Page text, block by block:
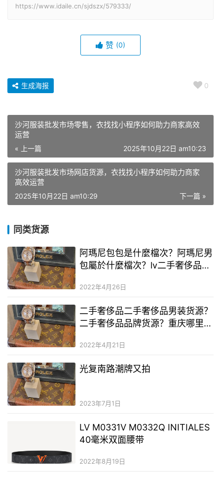
https://www.idaile.cn/sjdszx/579333/
赞 (0)
0
生成海报
沙河服装批发市场零售，衣找找小程序如何助力商家高效
运营
« 上一篇 2025年10月22日 am10:23
沙河服装批发市场网店货源，衣找找小程序如何助力商家
高效运营
下一篇 »
2025年10月22日 am10:29
同类货源
阿瑪尼包包是什麼檔次？阿瑪尼男
包屬於什麼檔次？lv二手奢侈品包
2022年4月26日
二手奢侈品二手奢侈品男装货源？
二手奢侈品品牌货源？重庆哪里卖
2022年4月21日
光复南路潮牌又拍
2023年7月1日
LV M0331V M0332Q INITIALES
40毫米双面腰带
2022年8月19日